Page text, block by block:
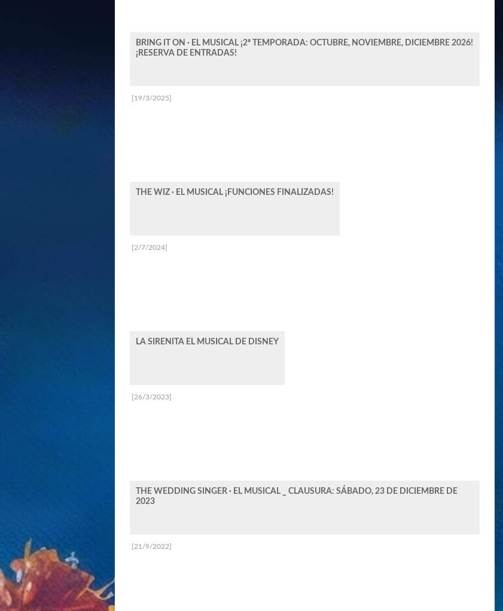
BRING IT ON · EL MUSICAL ¡2ª TEMPORADA: OCTUBRE, NOVIEMBRE, DICIEMBRE 2026!
¡RESERVA DE ENTRADAS!
THE WIZ · EL MUSICAL ¡FUNCIONES FINALIZADAS!
[19/3/2025]
LA SIRENITA EL MUSICAL DE DISNEY
[2/7/2024]
THE WEDDING SINGER · EL MUSICAL _ CLAUSURA: SÁBADO, 23 DE DICIEMBRE DE
2023
[26/3/2023]
[21/9/2022]